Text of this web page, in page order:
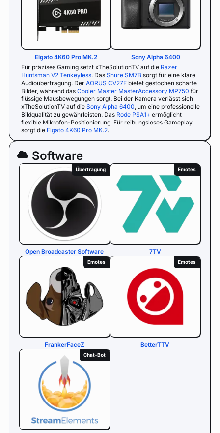
Elgato 4K60 Pro MK.2
Sony Alpha 6400
Für präzises Gaming setzt xTheSolutionTV auf die Razer
Huntsman V2 Tenkeyless. Das Shure SM7B sorgt für eine klare
Audioübertragung. Der AORUS CV27F bietet gestochen scharfe
Bilder, während das Cooler Master MasterAccessory MP750 für
flüssige Mausbewegungen sorgt. Bei der Kamera verlässt sich
xTheSolutionTV auf die Sony Alpha 6400 , um eine professionelle
Bildqualität zu gewährleisten. Das Rode PSA1+ ermöglicht
flexible Mikrofon-Positionierung. Für reibungsloses Gameplay
sorgt die Elgato 4K60 Pro MK.2.
Software
Übertragung
Open Broadcaster Software
Emotes
7TV
Emotes
FrankerFaceZ
Emotes
BetterTTV
Chat-Bot